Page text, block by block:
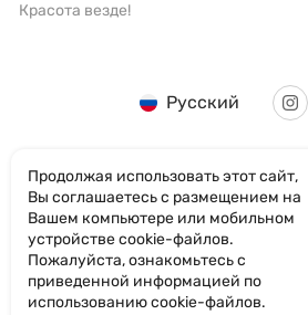
Красота везде!
Русский
© SANTICUM
Политика
Продолжая использовать этот сайт,
Вы соглашаетесь с размещением на
Вашем компьютере или мобильном
устройстве cookie-файлов.
Пожалуйста, ознакомьтесь с
приведенной информацией по
использованию cookie-файлов.